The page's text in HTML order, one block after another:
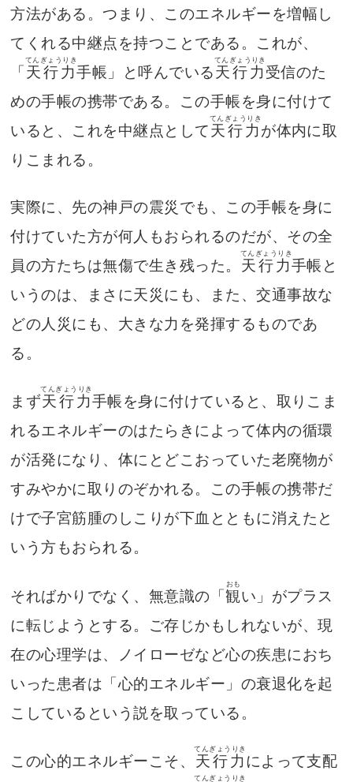
方法がある。つまり、このエネルギーを増幅し
てくれる中継点を持つことである。これが、
「 天行力
てんぎょうりき
手帳」と呼んでいる天行力
てんぎょうりき
受信のた
めの手帳の携帯である。この手帳を身に付けて
いると、これを中継点として天行力
てんぎょうりき
が体内に取
りこまれる。
実際に、先の神戸の震災でも、この手帳を身に
付けていた方が何人もおられるのだが、その全
員の方たちは無傷で生き残った。 天行力
てんぎょうりき
手帳と
いうのは、まさに天災にも、また、交通事故な
どの人災にも、大きな力を発揮するものであ
る。
まず天行力
てんぎょうりき
手帳を身に付けていると、取りこま
れるエネルギーのはたらきによって体内の循環
が活発になり、体にとどこおっていた老廃物が
すみやかに取りのぞかれる。この手帳の携帯だ
けで子宮筋腫のしこりが下血とともに消えたと
いう方もおられる。
そればかりでなく、無意識の「観
おも
い」がプラス
に転じようとする。ご存じかもしれないが、現
在の心理学は、ノイローゼなど心の疾患におち
いった患者は「心的エネルギー」の衰退化を起
こしているという説を取っている。
この心的エネルギーこそ、 天行力
てんぎょうりき
によって支配
てんぎょうりき